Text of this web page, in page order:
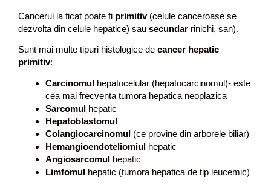
Cancerul la ficat poate fi primitiv (celule canceroase se
dezvolta din celule hepatice) sau secundar rinichi, san).
Sunt mai multe tipuri histologice de cancer hepatic
primitiv:
Carcinomul hepatocelular (hepatocarcinomul)- este
cea mai frecventa tumora hepatica neoplazica
Sarcomul hepatic
Hepatoblastomul
Colangiocarcinomul (ce provine din arborele biliar)
Hemangioendoteliomiul hepatic
Angiosarcomul hepatic
Limfomul hepatic (tumora hepatica de tip leucemic)